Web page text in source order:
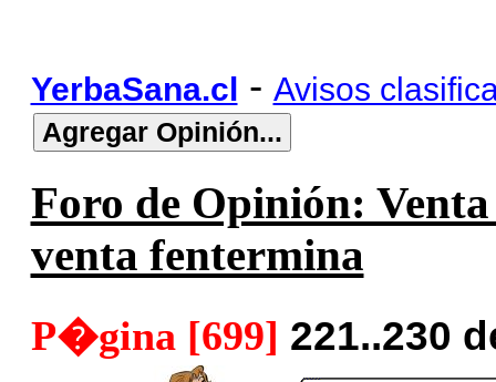
YerbaSana.cl - Avisos
Foro de Opinión:
venta fentermina
P�gina [699] 221..230